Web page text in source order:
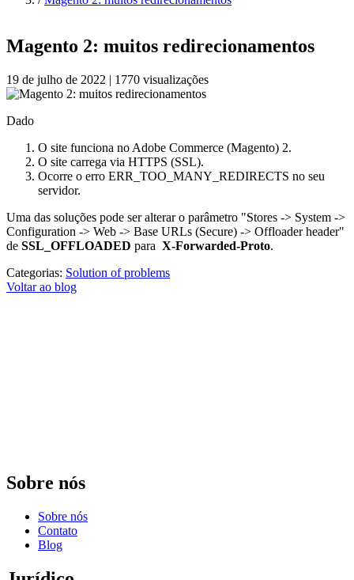
Magento 2: muitos redirecionamentos
19 de julho de 2022 | 1770 visualizações
Dado
O site funciona no Adobe Commerce (Magento) 2.
O site carrega via HTTPS (SSL).
Ocorre o erro ERR_TOO_MANY_REDIRECTS no seu
servidor.
Uma das soluções pode ser alterar o parâmetro "Stores -> System ->
Configuration -> Web -> Base URLs (Secure) -> Offloader header"
de SSL_OFFLOADED para X-Forwarded-Proto.
Categorias: Solution of problems
Voltar ao blog
Sobre nós
Sobre nós
Contato
Blog